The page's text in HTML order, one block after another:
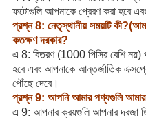
ফটোগুলি আপনাকে প্রেরণ করা হবে
প্রশ্ন 8: নেতৃস্থানীয় সময়টি
কতক্ষণ দরকার?
এ 8: বিতরণ (1000 পিসির বেশি নয়)
হবে এবং আপনাকে আন্তর্জাতিক
পৌঁছে দেবে।
প্রশ্ন 9: আপনি আমার পণ্যগুলি আমার
এ 9: আপনার ক্রয়গুলি আপনার দরজা